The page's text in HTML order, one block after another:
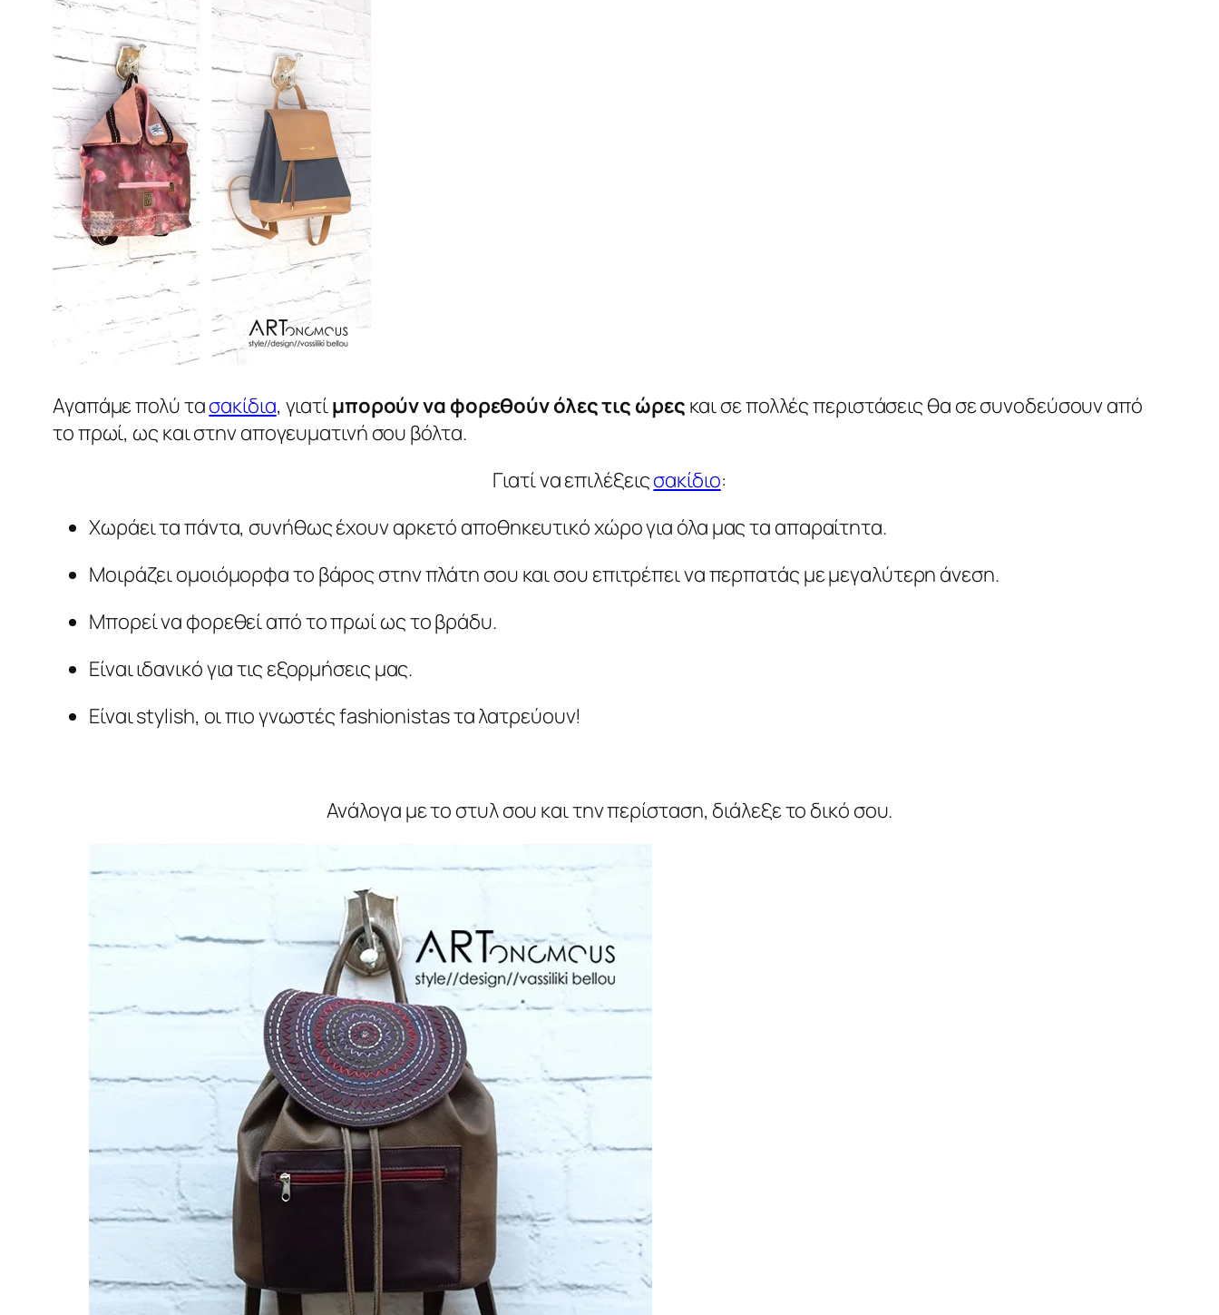
Αγαπάμε πολύ τασακίδια, γιατίμπορούν να φορεθούν όλες τις ώρες και σε πολλές περιστάσεις θα σε συνοδεύσουν από
το πρωί, ως και στην απογευματινή σου βόλτα.
Γιατί να επιλέξειςσακίδιο:
Χωράει τα πάντα, συνήθως έχουν αρκετό αποθηκευτικό χώρο για όλα μας τα απαραίτητα.
Μοιράζει ομοιόμορφα το βάρος στην πλάτη σου και σου επιτρέπει να περπατάς με μεγαλύτερη άνεση.
Μπορεί να φορεθεί από το πρωί ως το βράδυ.
Είναι ιδανικό για τις εξορμήσεις μας.
Είναι stylish, οι πιο γνωστές fashionistas τα λατρεύουν!
Ανάλογα με το στυλ σου και την περίσταση, διάλεξε το δικό σου.